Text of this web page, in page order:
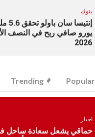
بنوك
إنتيسا سان
يورو صافي ربح في النصف
2026
غرفة القاهرة تنظم ندوة
لدعم الصادرات وتحقيق
Popular
Trending
اخبار
حماقي يشعل سعادة ساحل